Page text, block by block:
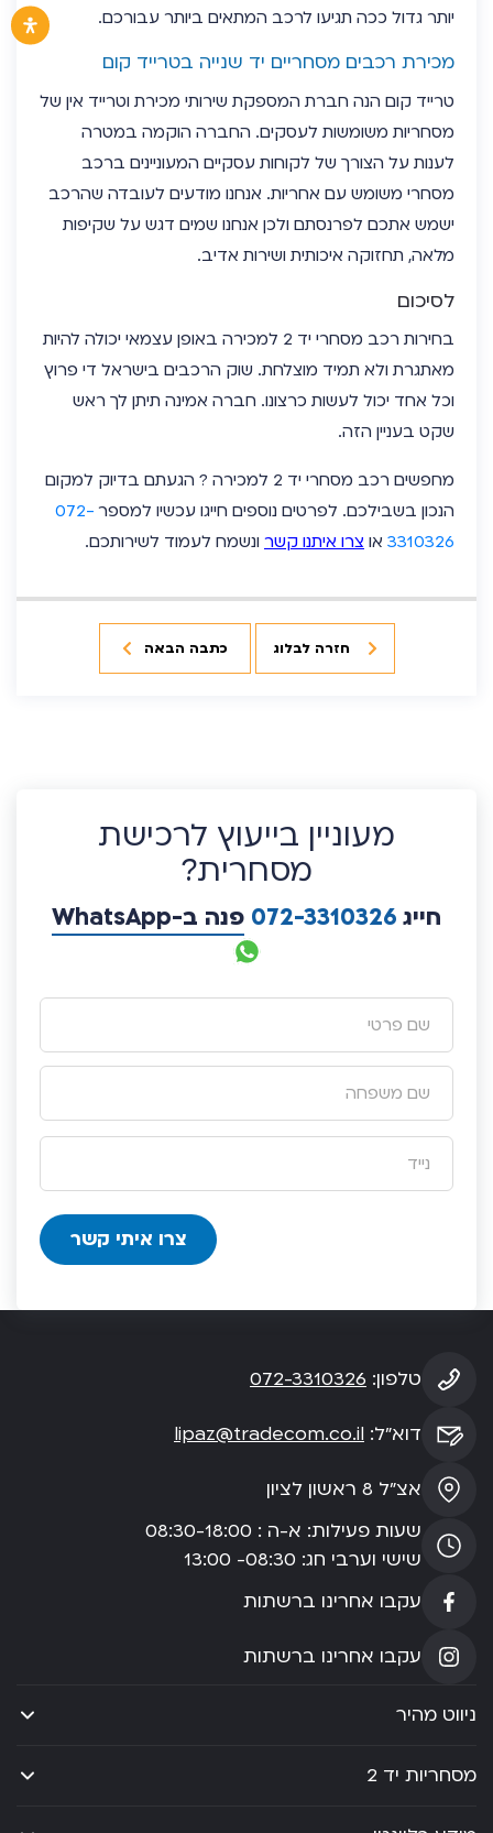
יותר גדול ככה תגיעו לרכב המתאים ביותר עבורכם.
מכירת רכבים מסחריים יד שנייה בטרייד קום
טרייד קום הנה חברת המספקת שירותי מכירת וטרייד אין של
מסחריות משומשות לעסקים. החברה הוקמה במטרה
לענות על הצורך של לקוחות עסקיים המעוניינים ברכב
מסחרי משומש עם אחריות. אנחנו מודעים לעובדה שהרכב
ישמש אתכם לפרנסתם ולכן אנחנו שמים דגש על שקיפות
מלאה, תחזוקה איכותית ושירות אדיב.
לסיכום
בחירות רכב מסחרי יד 2 למכירה באופן עצמאי יכולה להיות
מאתגרת ולא תמיד מוצלחת. שוק הרכבים בישראל די פרוץ
וכל אחד יכול לעשות כרצונו. חברה אמינה תיתן לך ראש
שקט בעניין הזה.
מחפשים רכב מסחרי יד 2 למכירה ? הגעתם בדיוק למקום
הנכון בשבילכם. לפרטים נוספים חייגו עכשיו למספר 072-
3310326 או צרו איתנו קשר ונשמח לעמוד לשירותכם.
חזרה לבלוג כתבה הבאה
מעוניין בייעוץ לרכישת
מסחרית?
חייג 072-3310326 פנה ב-WhatsApp
טלפון: 072-3310326
דוא”ל: lipaz@tradecom.co.il
אצ”ל 8 ראשון לציון
שעות פעילות: א-ה : 08:30-18:00
שישי וערבי חג: 08:30- 13:00
עקבו אחרינו ברשתות
עקבו אחרינו ברשתות
ניווט מהיר
מסחריות יד 2